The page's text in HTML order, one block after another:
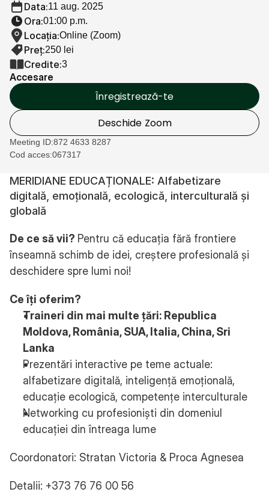
MERIDIANE EDUCAȚIONALE: Alfabetizare
digitală, emoțională, ecologică, interculturală și
globală
De ce să vii? Pentru că educația fără frontiere
înseamnă schimb de idei, creștere profesională și
deschidere spre lumi noi!
Ce îți oferim?
Traineri din mai multe țări: Republica
Moldova, România, SUA, Italia, China, Sri
Lanka
Prezentări interactive pe teme actuale:
alfabetizare digitală, inteligență emoțională,
educație ecologică, competențe interculturale
Networking cu profesioniști din domeniul
educației din întreaga lume
Coordonatori: Stratan Victoria & Proca Agnesea
Detalii: +373 76 76 00 56
Data:11 aug. 2025
Ora:01:00 p.m.
Locația:Online (Zoom)
Preț:250 lei
Credite:3
Accesare
Înregistrează-te
Deschide Zoom
Meeting ID:872 4633 8287
Cod acces:067317